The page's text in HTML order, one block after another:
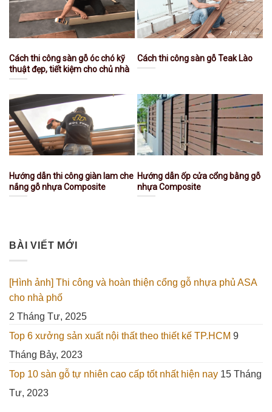
Cách thi công sàn gỗ óc chó kỹ
thuật đẹp, tiết kiệm cho chủ nhà
Cách thi công sàn gỗ Teak Lào
Hướng dẫn thi công giàn lam che
nắng gỗ nhựa Composite
Hướng dẫn ốp cửa cổng bằng gỗ
nhựa Composite
BÀI VIẾT MỚI
[Hình ảnh] Thi công và hoàn thiện cổng gỗ nhựa phủ ASA
cho nhà phố
2 Tháng Tư, 2025
Top 6 xưởng sản xuất nội thất theo thiết kế TP.HCM 9
Tháng Bảy, 2023
Top 10 sàn gỗ tự nhiên cao cấp tốt nhất hiện nay 15 Tháng
Tư, 2023